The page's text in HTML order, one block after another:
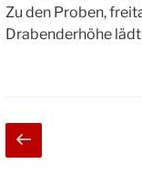
Zu den Proben,
Drabenderhöhe
Vorherige
Seite